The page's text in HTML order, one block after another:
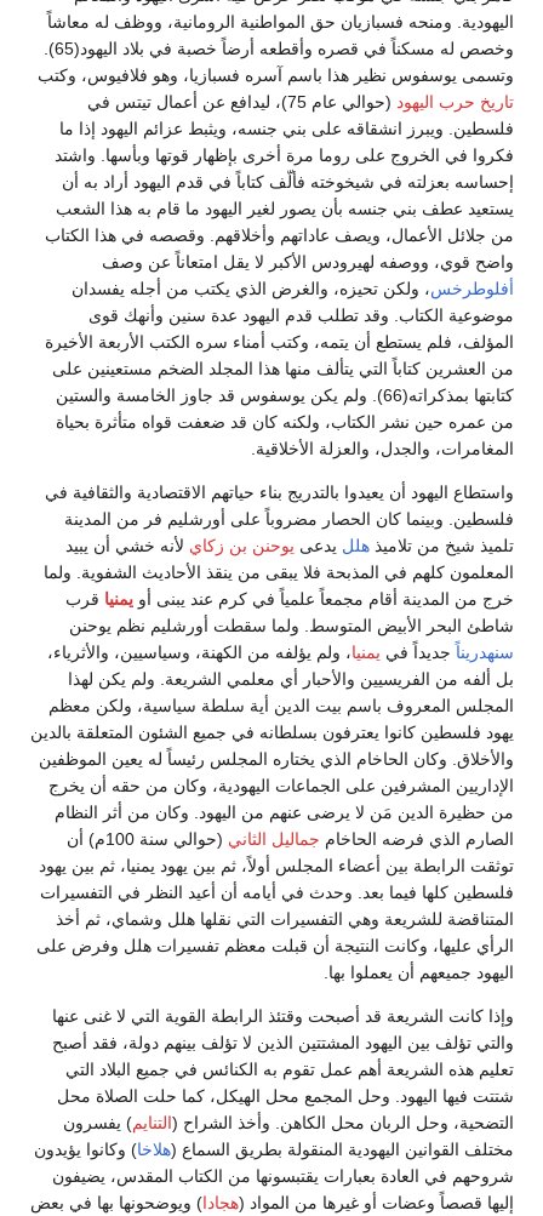
اليهودية. ومنحه فسبازيان حق المواطنية الرومانية، ووظف له معاشاً
وخصص له مسكناً في قصره وأقطعه أرضاً خصبة في بلاد اليهود(65).
وتسمى يوسفوس نظير هذا باسم آسره فسبازيا، وهو فلافيوس، وكتب
تاريخ حرب اليهود
(حوالي عام 75)، ليدافع عن أعمال تيتس في
فلسطين. ويبرز انشقاقه على بني جنسه، ويثبط عزائم اليهود إذا ما
فكروا في الخروج على روما مرة أخرى بإظهار قوتها وبأسها. واشتد
إحساسه بعزلته في شيخوخته فألّف كتاباً في قدم اليهود أراد به أن
يستعيد عطف بني جنسه بأن يصور لغير اليهود ما قام به هذا الشعب
من جلائل الأعمال، ويصف عاداتهم وأخلاقهم. وقصصه في هذا الكتاب
واضح قوي، ووصفه لهيرودس الأكبر لا يقل امتعاناً عن وصف
أفلوطرخس، ولكن تحيزه، والغرض الذي يكتب من أجله يفسدان
موضوعية الكتاب. وقد تطلب قدم اليهود عدة سنين وأنهك قوى
المؤلف، فلم يستطع أن يتمه، وكتب أمناء سره الكتب الأربعة الأخيرة
من العشرين كتاباً التي يتألف منها هذا المجلد الضخم مستعينين على
كتابتها بمذكراته(66). ولم يكن يوسفوس قد جاوز الخامسة والستين
من عمره حين نشر الكتاب، ولكنه كان قد ضعفت قواه متأثرة بحياة
المغامرات، والجدل، والعزلة الأخلاقية.
واستطاع اليهود أن يعيدوا بالتدريج بناء حياتهم الاقتصادية والثقافية في
فلسطين. وبينما كان الحصار مضروباً على أورشليم فر من المدينة
تلميذ شيخ من تلاميذ هلل يدعى يوحنن بن زكاي لأنه خشي أن يبيد
المعلمون كلهم في المذبحة فلا يبقى من ينقذ الأحاديث الشفوية. ولما
خرج من المدينة أقام مجمعاً علمياً في كرم عند يبنى أو يمنيا قرب
شاطئ البحر الأبيض المتوسط. ولما سقطت أورشليم نظم يوحنن
سنهدريناً جديداً في يمنيا، ولم يؤلفه من الكهنة، وسياسيين، والأثرياء،
بل ألفه من الفريسيين والأحبار أي معلمي الشريعة. ولم يكن لهذا
المجلس المعروف باسم بيت الدين أية سلطة سياسية، ولكن معظم
يهود فلسطين كانوا يعترفون بسلطانه في جميع الشئون المتعلقة بالدين
والأخلاق. وكان الحاخام الذي يختاره المجلس رئيساً له يعين الموظفين
الإداريين المشرفين على الجماعات اليهودية، وكان من حقه أن يخرج
من حظيرة الدين مَن لا يرضى عنهم من اليهود. وكان من أثر النظام
الصارم الذي فرضه الحاخام جماليل الثاني
(حوالي سنة 100م) أن
توثقت الرابطة بين أعضاء المجلس أولاً، ثم بين يهود يمنيا، ثم بين يهود
فلسطين كلها فيما بعد. وحدث في أيامه أن أعيد النظر في التفسيرات
المتناقضة للشريعة وهي التفسيرات التي نقلها هلل وشماي، ثم أخذ
الرأي عليها، وكانت النتيجة أن قبلت معظم تفسيرات هلل وفرض على
اليهود جميعهم أن يعملوا بها.
وإذا كانت الشريعة قد أصبحت وقتئذ الرابطة القوية التي لا غنى عنها
والتي تؤلف بين اليهود المشتتين الذين لا تؤلف بينهم دولة، فقد أصبح
تعليم هذه الشريعة أهم عمل تقوم به الكنائس في جميع البلاد التي
شتتت فيها اليهود. وحل المجمع محل الهيكل، كما حلت الصلاة محل
التضحية، وحل الربان محل الكاهن. وأخذ الشراح (التنايم) يفسرون
مختلف القوانين اليهودية المنقولة بطريق السماع (هلاخا) وكانوا يؤيدون
شروحهم في العادة بعبارات يقتبسونها من الكتاب المقدس، يضيفون
إليها قصصاً وعضات أو غيرها من المواد (هجادا) ويوضحونها بها في بعض